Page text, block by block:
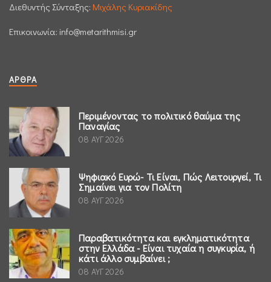
Διεθυντής Σύνταξης: Μιχάλης Κυριακίδης
Επικοινωνία: info@metarithmisi.gr
ΆΡΘΡΑ
Περιμένοντας το πολιτικό θαύμα της
Παναγίας
08 ΑΥΓ 2026
Ψηφιακό Ευρώ- Τι Είναι, Πώς Λειτουργεί, Τι
Σημαίνει για τον Πολίτη
08 ΑΥΓ 2026
Παραβατικότητα και εγκληματικότητα
στην Ελλάδα - Είναι τυχαία η συγκυρία, ή
κάτι άλλο συμβαίνει ;
08 ΑΥΓ 2026